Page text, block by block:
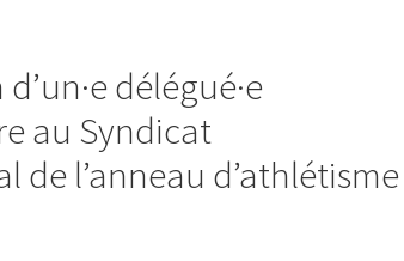
délégué·e
au Syndicat
de l’anneau d’athlétisme